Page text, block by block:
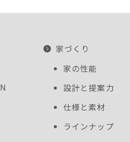
家づくり
家の性能
設計と提案力
仕様と素材
ラインナップ